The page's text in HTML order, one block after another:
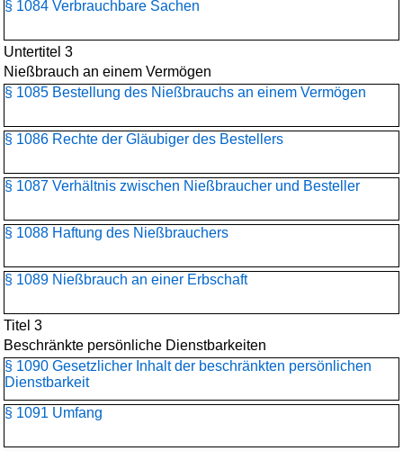
§ 1084 Verbrauchbare Sachen
Untertitel 3
Nießbrauch an einem Vermögen
§ 1085 Bestellung des Nießbrauchs an einem Vermögen
§ 1086 Rechte der Gläubiger des Bestellers
§ 1087 Verhältnis zwischen Nießbraucher und Besteller
§ 1088 Haftung des Nießbrauchers
§ 1089 Nießbrauch an einer Erbschaft
Titel 3
Beschränkte persönliche Dienstbarkeiten
§ 1090 Gesetzlicher Inhalt der beschränkten persönlichen
Dienstbarkeit
§ 1091 Umfang